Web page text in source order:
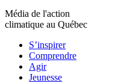
Média de l'action
climatique au Québec
S’inspirer
Comprendre
Agir
Jeunesse